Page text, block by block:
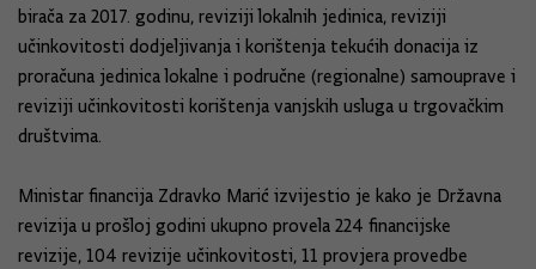
birača za 2017. godinu, reviziji lokalnih jedinica, reviziji
učinkovitosti dodjeljivanja i korištenja tekućih donacija iz
proračuna jedinica lokalne i područne (regionalne) samouprave i
reviziji učinkovitosti korištenja vanjskih usluga u trgovačkim
društvima.
Ministar financija Zdravko Marić izvijestio je kako je Državna
revizija u prošloj godini ukupno provela 224 financijske
revizije, 104 revizije učinkovitosti, 11 provjera provedbe